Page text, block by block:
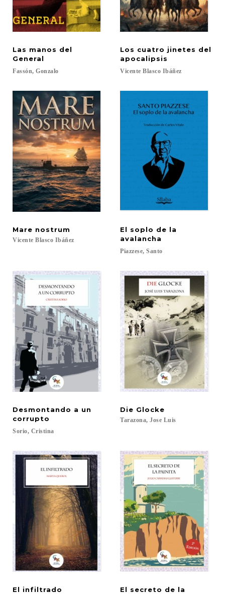
Las manos del
General
Fassón, Gonzalo
Los cuatro jinetes del
apocalipsis
Vicente Blasco Ibáñez
Mare nostrum
Vicente Blasco Ibáñez
El soplo de la
avalancha
Piazzese, Santo
Desmontando a un
corrupto
Sorio, Cristina
Die Glocke
Tarazona, Jose Luis
El infiltrado
El secreto de la